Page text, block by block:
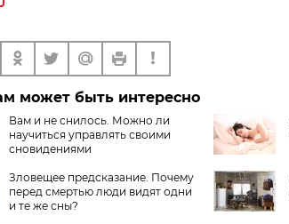
может быть интересно
Вам и не снилось. Можно ли
научиться управлять своими
сновидениями
Зловещее предсказание. Почему
перед смертью люди видят одни
и те же сны?